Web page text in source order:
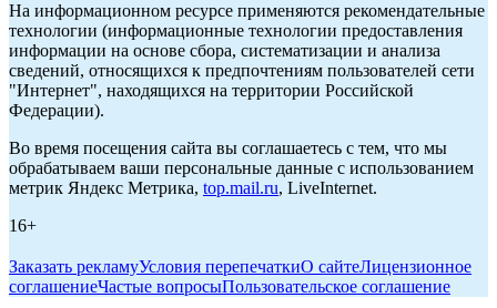
На информационном ресурсе применяются рекомендательные
технологии (информационные технологии предоставления
информации на основе сбора, систематизации и анализа
сведений, относящихся к предпочтениям пользователей сети
"Интернет", находящихся на территории Российской
Федерации).
Во время посещения сайта вы соглашаетесь с тем, что мы
обрабатываем ваши персональные данные с использованием
метрик Яндекс Метрика, top.mail.ru, LiveInternet.
16+
Заказать рекламуУсловия перепечаткиО сайтеЛицензионное
соглашениеЧастые вопросыПользовательское соглашение